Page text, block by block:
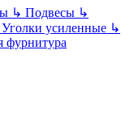
↳ Подвесы ↳
Уголки усиленные ↳
фурнитура